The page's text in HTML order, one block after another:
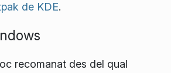
de KDE.
recomanat des del qual